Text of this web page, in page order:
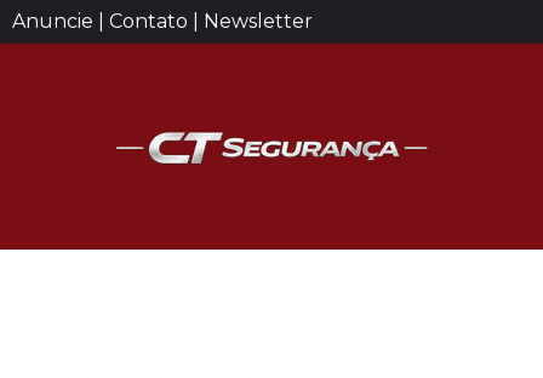
Anuncie | Contato | Newsletter